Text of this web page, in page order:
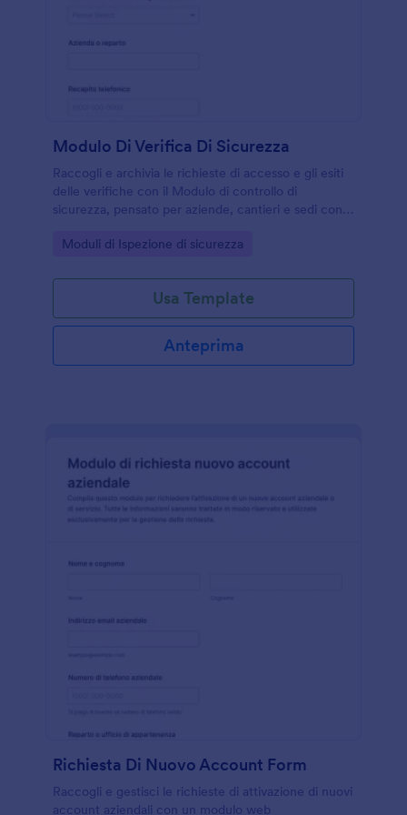
Modulo Di Verifica Di Sicurezza
Raccogli e archivia le richieste di accesso e gli esiti
delle verifiche con il Modulo di controllo di
sicurezza, pensato per aziende, cantieri e sedi con
ordinata con Jotform.
Go to Category:
Moduli di Ispezione di sicurezza
Usa Template
Anteprima
Richiesta Di Nuovo Account Form
Raccogli e gestisci le richieste di attivazione di nuovi
account aziendali con un modulo web